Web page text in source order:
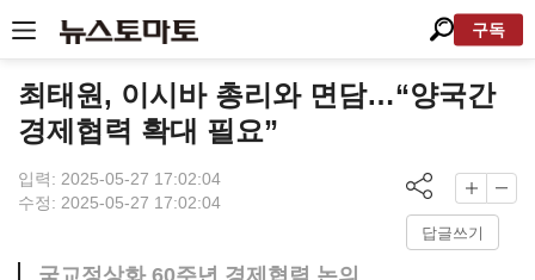
구독
최태원, 이시바 총리와 면담…“양국간
경제협력 확대 필요”
입력: 2025-05-27 17:02:04
수정: 2025-05-27 17:02:04
답글쓰기
국교정상화 60주년 경제협력 논의